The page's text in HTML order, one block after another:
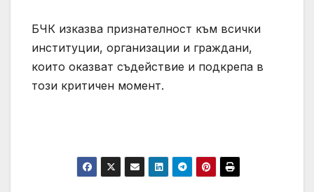
БЧК изказва признателност към всички
институции, организации и граждани,
които оказват съдействие и подкрепа в
този критичен момент.